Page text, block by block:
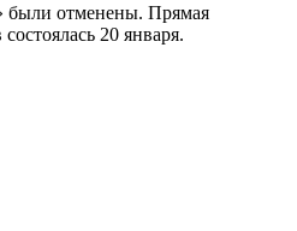
были отменены. Прямая
20 января.